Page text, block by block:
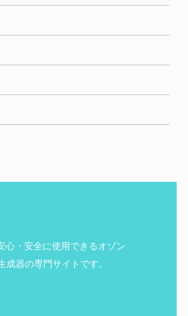
心・安全に使用できるオゾン
成器の専門サイトです。